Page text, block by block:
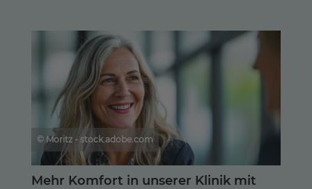
© Moritz - stock.adobe.com
Mehr Komfort in unserer Klinik mit